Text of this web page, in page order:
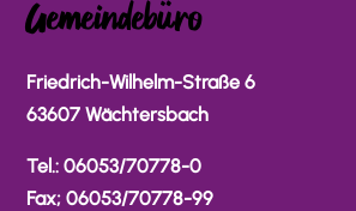
Gemeindebüro
Friedrich-Wilhelm-Straße 6
63607 Wächtersbach
Tel.: 06053/70778-0
Fax; 06053/70778-99